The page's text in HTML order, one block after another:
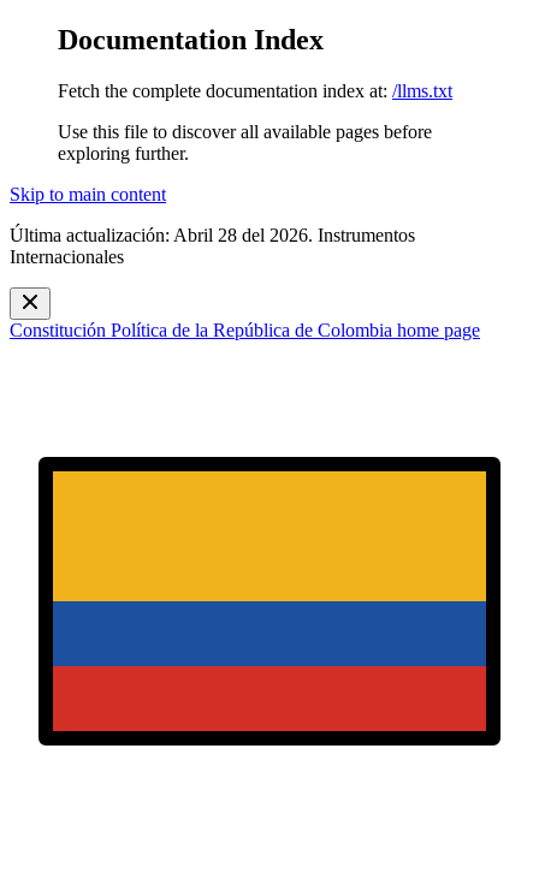
Documentation Index
Fetch the complete documentation index at: /llms.txt
Use this file to discover all available pages before
exploring further.
Skip to main content
Última actualización: Abril 28 del 2026. Instrumentos
Internacionales
Constitución Política de la República de Colombia home page